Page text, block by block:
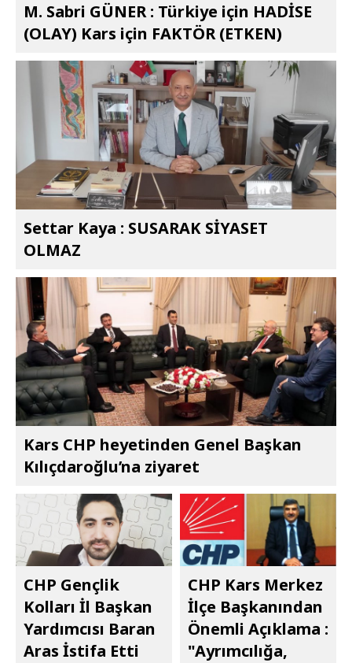
M. Sabri GÜNER : Türkiye için HADİSE
(OLAY) Kars için FAKTÖR (ETKEN)
Settar Kaya : SUSARAK SİYASET
OLMAZ
Kars CHP heyetinden Genel Başkan
Kılıçdaroğlu’na ziyaret
CHP Gençlik
Kolları İl Başkan
Yardımcısı Baran
Aras İstifa Etti
CHP Kars Merkez
İlçe Başkanından
Önemli Açıklama :
"Ayrımcılığa,